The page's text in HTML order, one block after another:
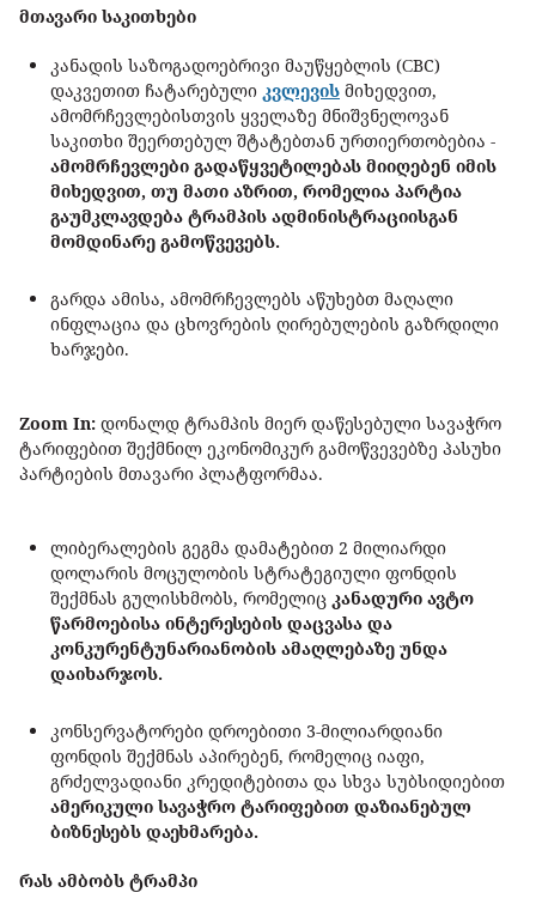
მთავარი საკითხები
კანადის საზოგადოებრივი მაუწყებლის (СBC)
დაკვეთით ჩატარებული კვლევის მიხედვით,
ამომრჩევლებისთვის ყველაზე მნიშვნელოვან
საკითხი შეერთებულ შტატებთან ურთიერთობებია -
ამომრჩევლები გადაწყვეტილებას მიიღებენ იმის
მიხედვით, თუ მათი აზრით, რომელია პარტია
გაუმკლავდება ტრამპის ადმინისტრაციისგან
მომდინარე გამოწვევებს.
გარდა ამისა, ამომრჩევლებს აწუხებთ მაღალი
ინფლაცია და ცხოვრების ღირებულების გაზრდილი
ხარჯები.
Zoom In: დონალდ ტრამპის მიერ დაწესებული სავაჭრო
ტარიფებით შექმნილ ეკონომიკურ გამოწვევებზე პასუხი
პარტიების მთავარი პლატფორმაა.
ლიბერალების გეგმა დამატებით 2 მილიარდი
დოლარის მოცულობის სტრატეგიული ფონდის
შექმნას გულისხმობს, რომელიც კანადური ავტო
წარმოებისა ინტერესების დაცვასა და
კონკურენტუნარიანობის ამაღლებაზე უნდა
დაიხარჯოს.
კონსერვატორები დროებითი 3-მილიარდიანი
ფონდის შექმნას აპირებენ, რომელიც იაფი,
გრძელვადიანი კრედიტებითა და სხვა სუბსიდიებით
ამერიკული სავაჭრო ტარიფებით დაზიანებულ
ბიზნესებს დაეხმარება.
რას ამბობს ტრამპი